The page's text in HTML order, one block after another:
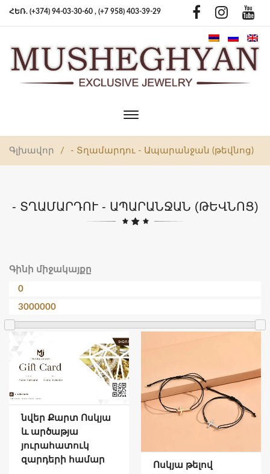
ՀԵՌ. (+374) 94-03-30-60 , (+7 958) 403-39-29
Toggle
Գլխավոր / - Տղամարդու - Ապարանջան (թեվնոց)
- ՏՂԱՄԱՐԴՈՒ - ԱՊԱՐԱՆՋԱՆ (ԹԵՎՆՈՑ)
Գինի միջակայքը
նվեր Քարտ Ոսկյա
և արծաթյա
յուրահատուկ
զարդերի համար
Ոսկյա թելով